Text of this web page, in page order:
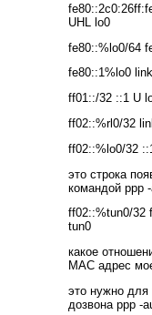
UHL lo0
fe80::%lo0/64
fe80::1%lo0
ff01::/32 ::1 U
ff02::%rl0/32
ff02::%lo0/32
это строка
командой ppp
ff02::%tun0/32
tun0
какое
MAC адрес
это нужно для
дозвона ppp -